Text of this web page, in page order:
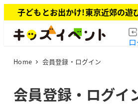
イ
子どもとお出かけ!東京近郊の遊
Home 会員登録・ログイン
会員登録・ログイ